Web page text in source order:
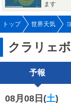
ます
トップ 世界天気
クラリェボ
予報
08月08日(土)